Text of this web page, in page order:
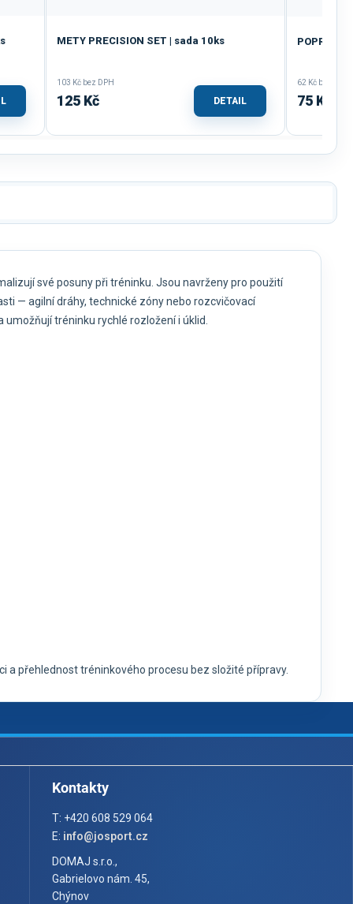
METY PRECISION SET | sada 10ks
103 Kč bez DPH
125 Kč DETAIL
POPRUH
62 Kč bez DPH
75 Kč
své posuny při tréninku. Jsou navrženy pro použití
— agilní dráhy, technické zóny nebo rozcvičovací
tréninku rychlé rozložení i úklid.
přehlednost tréninkového procesu bez složité přípravy.
Kontakty
T: +420 608 529 064
E: info@josport.cz
DOMAJ s.r.o.,
Gabrielovo nám. 45,
Chýnov